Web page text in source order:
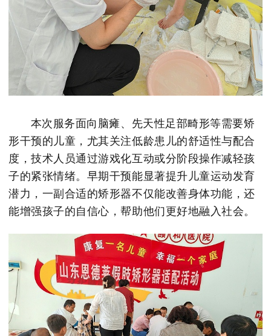
本次服务面向脑瘫、先天性足部畸形等需要矫
形干预的儿童，尤其关注低龄患儿的舒适性与配合
度，技术人员通过游戏化互动或分阶段操作减轻孩
子的紧张情绪。早期干预能显著提升儿童运动发育
潜力，一副合适的矫形器不仅能改善身体功能，还
能增强孩子的自信心，帮助他们更好地融入社会。